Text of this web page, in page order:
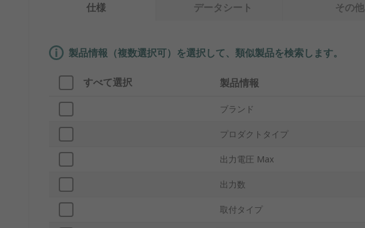
仕様 データシート その他
製品情報（複数選択可）を選択して、類似製品を検索します。
すべて選択 製品情報
ブランド
プロダクトタイプ
出力電圧 Max
出力数
取付タイプ